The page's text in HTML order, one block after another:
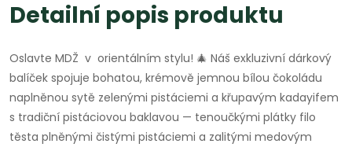
Detailní popis produktu
Oslavte MDŽ v orientálním stylu! 🎄 Náš exkluzivní dárkový
balíček spojuje bohatou, krémově jemnou bílou čokoládu
naplněnou sytě zelenými pistáciemi a křupavým kadayifem
s tradiční pistáciovou baklavou — tenoučkými plátky filo
těsta plněnými čistými pistáciemi a zalitými medovým